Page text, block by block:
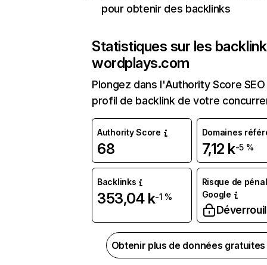
pour obtenir des backlinks
Statistiques sur les
wordplays.com
Plongez dans l'Authority Score
profil de backlink de votre
Authority Score
68
Domaines
7,12 k-5 %
Backlinks
353,04 k-1 %
Risque de
Google
Obtenir plus de données